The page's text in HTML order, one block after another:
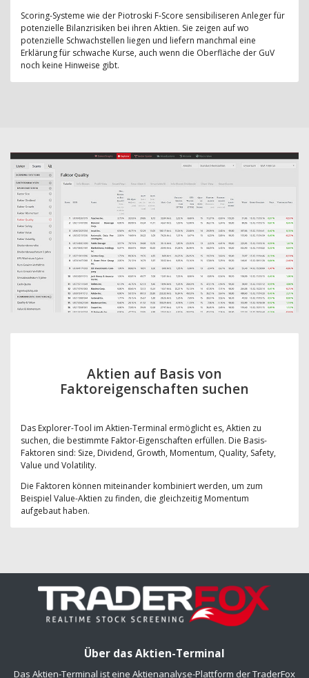
Scoring-Systeme wie der Piotroski F-Score sensibiliseren Anleger für
potenzielle Bilanzrisiken bei ihren Aktien. Sie zeigen auf wo
potenzielle Schwachstellen liegen und liefern manchmal eine
Erklärung für schwache Kurse, auch wenn die Oberfläche der GuV
noch keine Hinweise gibt.
Aktien auf Basis von
Faktoreigenschaften suchen
Das Explorer-Tool im Aktien-Terminal ermöglicht es, Aktien zu
suchen, die bestimmte Faktor-Eigenschaften erfüllen. Die Basis-
Faktoren sind: Size, Dividend, Growth, Momentum, Quality, Safety,
Value und Volatility.
Die Faktoren können miteinander kombiniert werden, um zum
Beispiel Value-Aktien zu finden, die gleichzeitig Momentum
aufgebaut haben.
Über das Aktien-Terminal
Das Aktien-Terminal ist eine Aktienanalyse-Plattform der TraderFox